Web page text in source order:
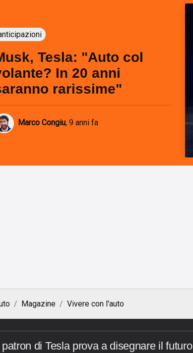
Tesla: "Auto col
In 20 anni
rarissime"
Marco Congiu, 9 anni fa
Magazine Vivere con l'auto
patron di Tesla prova a disegnare il